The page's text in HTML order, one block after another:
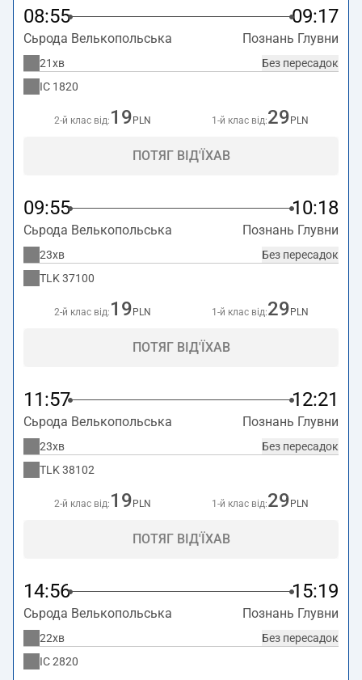
08:55 09:17
Сьрода Велькопольська Познань Глувни
Без пересадок
21хв
IC 1820
2-й клас від: 19 PLN 1-й клас від:29 PLN
ПОТЯГ ВІД'ЇХАВ
09:55 10:18
Сьрода Велькопольська Познань Глувни
Без пересадок
23хв
TLK 37100
2-й клас від: 19 PLN 1-й клас від:29 PLN
ПОТЯГ ВІД'ЇХАВ
11:57 12:21
Сьрода Велькопольська Познань Глувни
Без пересадок
23хв
TLK 38102
2-й клас від: 19 PLN 1-й клас від:29 PLN
ПОТЯГ ВІД'ЇХАВ
14:56 15:19
Сьрода Велькопольська Познань Глувни
Без пересадок
22хв
IC2820